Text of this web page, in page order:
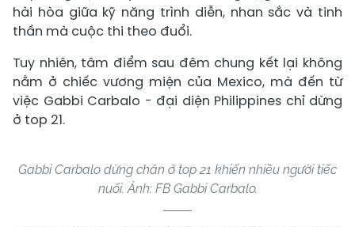
hài hòa giữa kỹ năng trình diễn, nhan sắc và tinh
thần mà cuộc thi theo đuổi.
Tuy nhiên, tâm điểm sau đêm chung kết lại không
nằm ở chiếc vương miện của Mexico, mà đến từ
việc Gabbi Carbalo - đại diện Philippines chỉ dừng
ở top 21.
Gabbi Carbalo dừng chân ở top 21 khiến nhiều người tiếc
nuối. Ảnh: FB Gabbi Carbalo.